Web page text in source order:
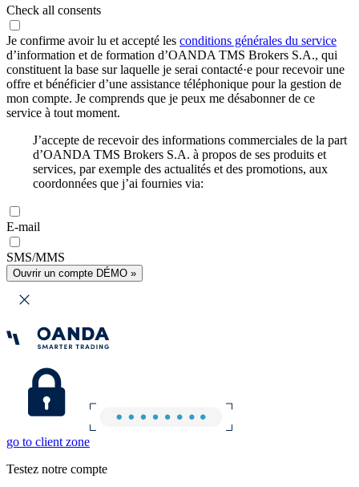
Check all consents
Je confirme avoir lu et accepté les conditions générales du service
d’information et de formation d’OANDA TMS Brokers S.A., qui
constituent la base sur laquelle je serai contacté·e pour recevoir une
offre et bénéficier d’une assistance téléphonique pour la gestion de
mon compte. Je comprends que je peux me désabonner de ce
service à tout moment.
J’accepte de recevoir des informations commerciales de la part
d’OANDA TMS Brokers S.A. à propos de ses produits et
services, par exemple des actualités et des promotions, aux
coordonnées que j’ai fournies via:
E-mail
SMS/MMS
Ouvrir un compte DÉMO »
go to client zone
Testez notre compte